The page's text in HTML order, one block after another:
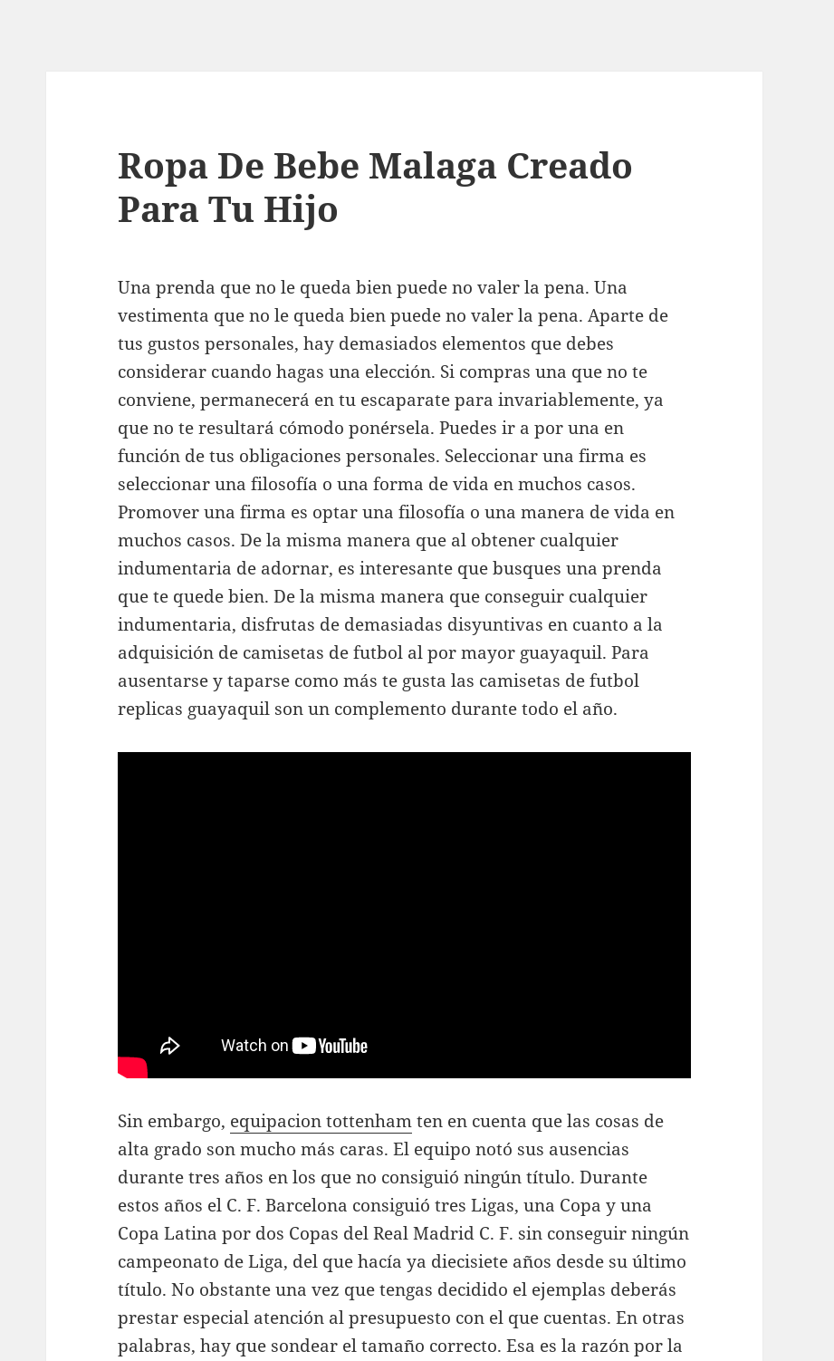
Ropa De Bebe Malaga Creado
Para Tu Hijo
Una prenda que no le queda bien puede no valer la pena. Una
vestimenta que no le queda bien puede no valer la pena. Aparte de
tus gustos personales, hay demasiados elementos que debes
considerar cuando hagas una elección. Si compras una que no te
conviene, permanecerá en tu escaparate para invariablemente, ya
que no te resultará cómodo ponérsela. Puedes ir a por una en
función de tus obligaciones personales. Seleccionar una firma es
seleccionar una filosofía o una forma de vida en muchos casos.
Promover una firma es optar una filosofía o una manera de vida en
muchos casos. De la misma manera que al obtener cualquier
indumentaria de adornar, es interesante que busques una prenda
que te quede bien. De la misma manera que conseguir cualquier
indumentaria, disfrutas de demasiadas disyuntivas en cuanto a la
adquisición de camisetas de futbol al por mayor guayaquil. Para
ausentarse y taparse como más te gusta las camisetas de futbol
replicas guayaquil son un complemento durante todo el año.
Sin embargo, equipacion tottenhamten en cuenta que las cosas de
alta grado son mucho más caras. El equipo notó sus ausencias
durante tres años en los que no consiguió ningún título. Durante
estos años el C. F. Barcelona consiguió tres Ligas, una Copa y una
Copa Latina por dos Copas del Real Madrid C. F. sin conseguir ningún
campeonato de Liga, del que hacía ya diecisiete años desde su último
título. No obstante una vez que tengas decidido el ejemplas deberás
prestar especial atención al presupuesto con el que cuentas. En otras
palabras, hay que sondear el tamaño correcto. Esa es la razón por la